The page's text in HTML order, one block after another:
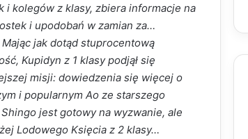
i kolegów z klasy, zbiera informacje na
i upodobań w zamian za…
jak dotąd stuprocentową
Kupidyn z 1 klasy podjął się
misji: dowiedzenia się więcej o
i popularnym Ao ze starszego
jest gotowy na wyzwanie, ale
Lodowego Księcia z 2 klasy…